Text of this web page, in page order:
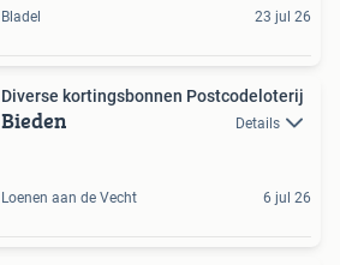
Bladel 23 jul 26
Diverse kortingsbonnen Postcodeloterij
Bieden Details
Loenen aan de Vecht 6 jul 26